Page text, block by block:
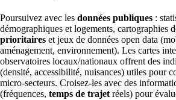
Poursuivez avec les données publiques :
démographiques et logements, cartographies
prioritaires et jeux de données open data
aménagement, environnement). Les cartes
observatoires locaux/nationaux offrent des
(densité, accessibilité, nuisances) utiles pour
micro-secteurs. Croisez-les avec des
(fréquences, temps de trajet réels) pour